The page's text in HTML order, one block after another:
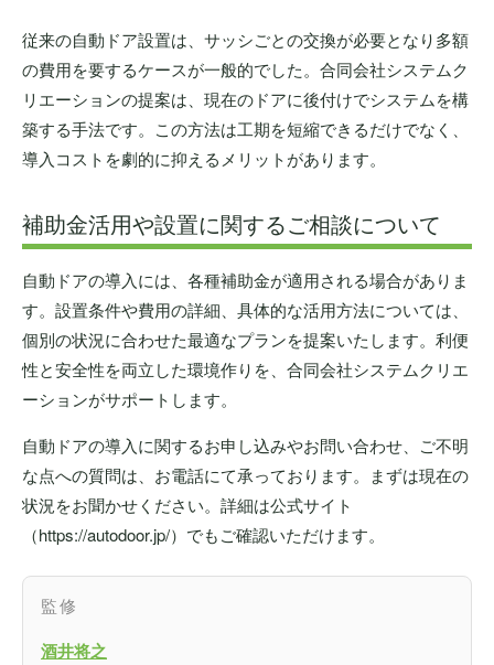
従来の自動ドア設置は、サッシごとの交換が必要となり多額
の費用を要するケースが一般的でした。合同会社システムク
リエーションの提案は、現在のドアに後付けでシステムを構
築する手法です。この方法は工期を短縮できるだけでなく、
導入コストを劇的に抑えるメリットがあります。
補助金活用や設置に関するご相談について
自動ドアの導入には、各種補助金が適用される場合がありま
す。設置条件や費用の詳細、具体的な活用方法については、
個別の状況に合わせた最適なプランを提案いたします。利便
性と安全性を両立した環境作りを、合同会社システムクリエ
ーションがサポートします。
自動ドアの導入に関するお申し込みやお問い合わせ、ご不明
な点への質問は、お電話にて承っております。まずは現在の
状況をお聞かせください。詳細は公式サイト
（https://autodoor.jp/）でもご確認いただけます。
監修
酒井将之